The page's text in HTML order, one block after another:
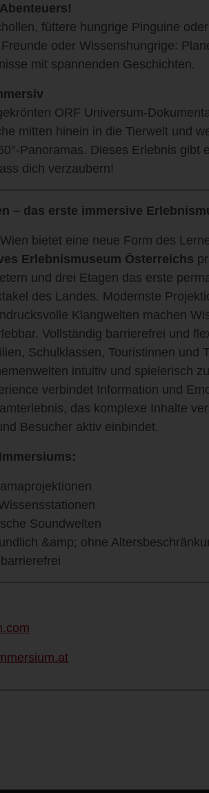
füttere hungrige Pinguine
oder Wissenshungrige:
mit spannenden Geschichten.
ORF Universum-
mitten hinein in die Tierwelt und
Panoramas. Dieses Erlebnis gibt
dich verzaubern!
– das erste immersive
bietet eine neue Form des
Erlebnismuseum Österreichs
und drei Etagen das erste
des Landes. Modernste
Klangwelten machen
Vollständig barrierefrei und
Schulklassen, Touristinnen und
intuitiv und spielerisch
verbindet Information und
das komplexe Inhalte
Besucher aktiv einbindet.
Soundwelten
&amp; ohne